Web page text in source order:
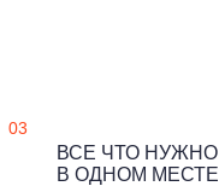
03
ВСЕ ЧТО НУЖНО
В ОДНОМ МЕСТЕ